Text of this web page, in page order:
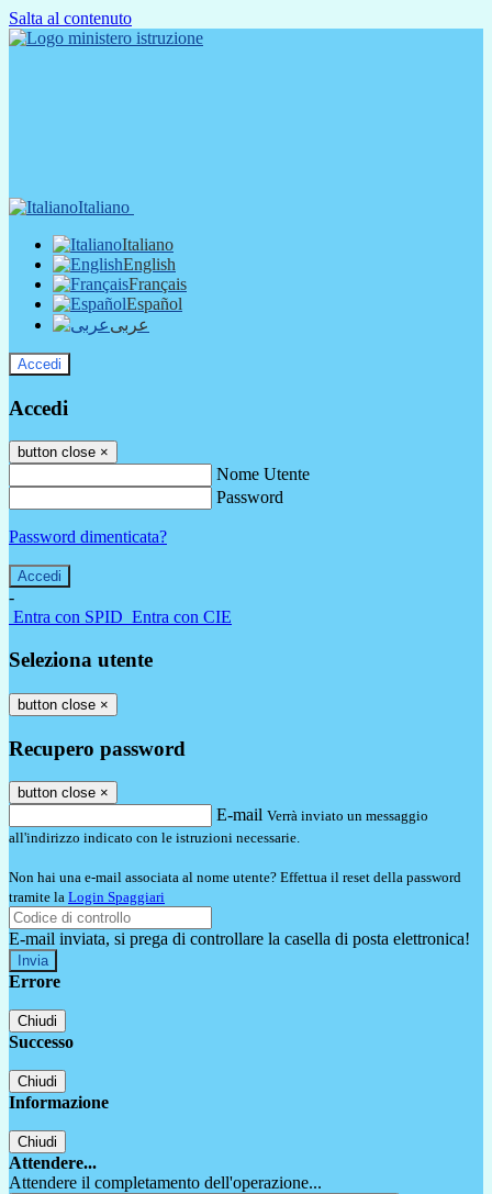
Salta al contenuto
Italiano
Italiano
English
Français
Español
عربى
Accedi
Accedi
button close ×
Nome Utente
Password
Password dimenticata?
-
Entra con SPID Entra con CIE
Seleziona utente
button close ×
Recupero password
button close ×
E-mail Verrà inviato un messaggio
all'indirizzo indicato con le istruzioni necessarie.
Non hai una e-mail associata al nome utente? Effettua il reset della password
tramite la Login Spaggiari
E-mail inviata, si prega di controllare la casella di posta elettronica!
Errore
Chiudi
Successo
Chiudi
Informazione
Chiudi
Attendere...
Attendere il completamento dell'operazione...